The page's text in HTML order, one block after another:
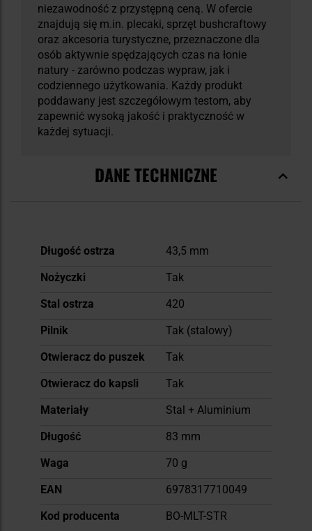
niezawodność z przystępną ceną. W ofercie
znajdują się m.in. plecaki, sprzęt bushcraftowy
oraz akcesoria turystyczne, przeznaczone dla
osób aktywnie spędzających czas na łonie
natury - zarówno podczas wypraw, jak i
codziennego użytkowania. Każdy produkt
poddawany jest szczegółowym testom, aby
zapewnić wysoką jakość i praktyczność w
każdej sytuacji.
DANE TECHNICZNE
Więcej
Długość ostrza
43,5 mm
Nożyczki
Tak
Stal ostrza
420
Pilnik
Tak (stalowy)
Otwieracz do puszek
Tak
Otwieracz do kapsli
Tak
Materiały
Stal + Aluminium
Długość
83 mm
Waga
70 g
EAN
6978317710049
Kod producenta
BO-MLT-STR